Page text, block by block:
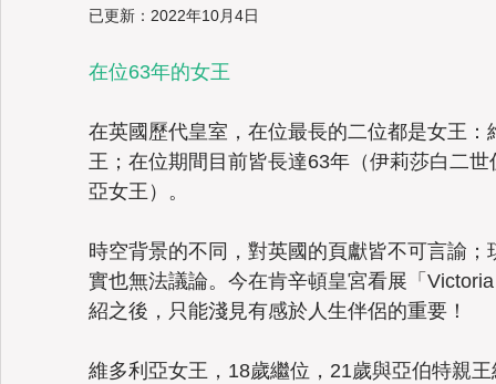
Heritage Hong Kong
Taiwan
已更新： 2022年10月4日
在位63年的女王
在英國歷代皇室，在位最長的二位都是女王
王；在位期間目前皆長達63年（伊莉莎白二
亞女王）。
時空背景的不同，對英國的頁獻皆不可言諭
實也無法議論。今在肯辛頓皇宮看展「
紹之後，只能淺見有感於人生伴侶的重要！
維多利亞女王，18歲繼位，21歲與亞伯特親